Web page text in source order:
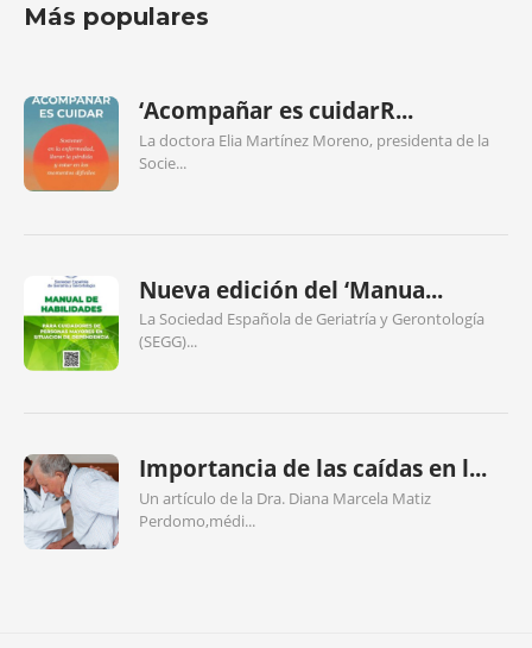
Más populares
‘Acompañar es cuidarR...
La doctora Elia Martínez Moreno, presidenta de la
Socie...
Nueva edición del ‘Manua...
La Sociedad Española de Geriatría y Gerontología
(SEGG)...
Importancia de las caídas en l...
Un artículo de la Dra. Diana Marcela Matiz
Perdomo,médi...